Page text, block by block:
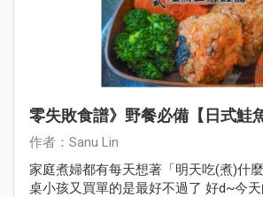
零失敗食譜》野餐必備【日式鮭
作者：Sanu Lin
家庭煮婦都有每天想著「明天吃(煮)什
桌小孩又買單的是最好不過了 好d~今